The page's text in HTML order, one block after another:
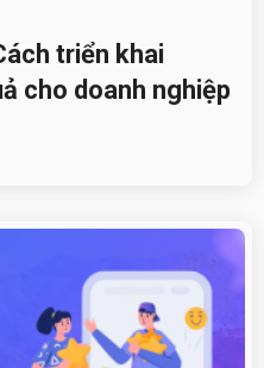
triển khai
cho doanh nghiệp